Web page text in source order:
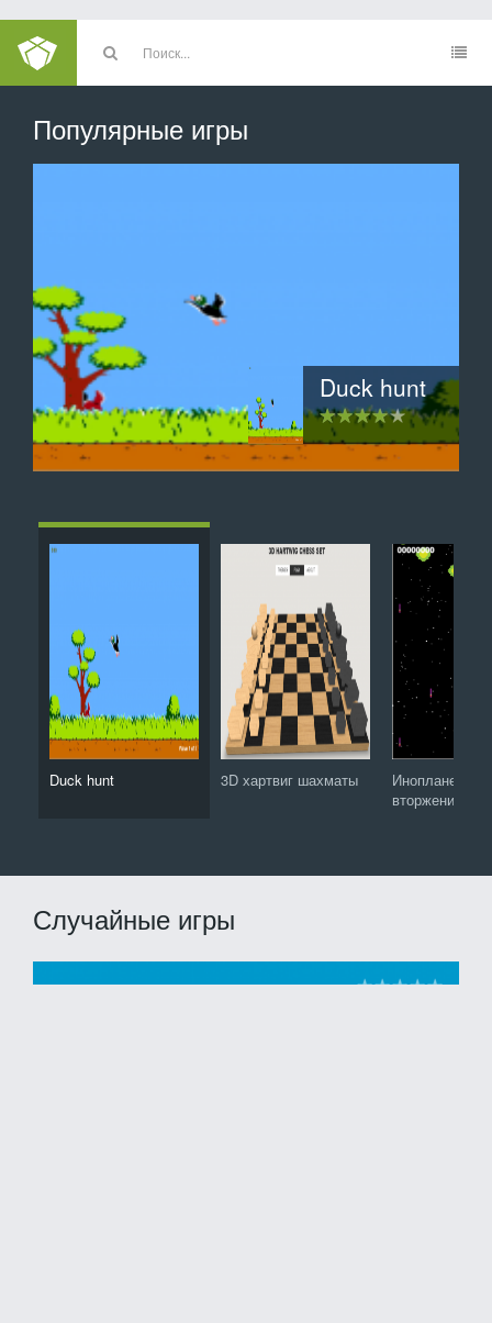
Популярные игры
Duck hunt
3D хартвиг шахматы
Инопланетное вторжение
Clamsy Bird
Защитник зубов: Сага о конфетной орде
2048
Тетрис
Duck hunt 3D хартвиг шахматы
Инопланетное
вторжение
Случайные игры